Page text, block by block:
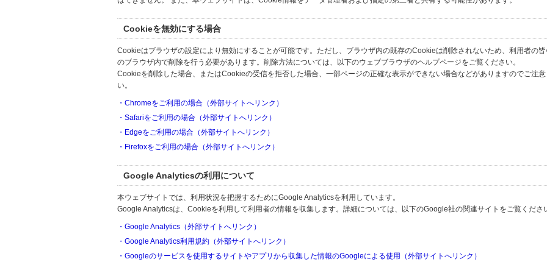
Cookieを無効にする場合
Cookieはブラウザの設定により無効にすることが可能です。ただし、ブラウザ内の既存のCookieは削除されないため、利用者の
のブラウザ内で削除を行う必要があります。削除方法については、以下のウェブブラウザのヘルプページをご覧ください。
Cookieを削除した場合、またはCookieの受信を拒否した場合、一部ページの正確な表示ができない場合などがありますのでご注意
い。
・Chromeをご利用の場合（外部サイトへリンク）
・Safariをご利用の場合（外部サイトへリンク）
・Edgeをご利用の場合（外部サイトへリンク）
・Firefoxをご利用の場合（外部サイトへリンク）
Google Analyticsの利用について
本ウェブサイトでは、利用状況を把握するためにGoogle Analyticsを利用しています。
Google Analyticsは、Cookieを利用して利用者の情報を収集します。詳細については、以下のGoogle社の関連サイトをご覧くださ
・Google Analytics（外部サイトへリンク）
・Google Analytics利用規約（外部サイトへリンク）
・Googleのサービスを使用するサイトやアプリから収集した情報のGoogleによる使用（外部サイトへリンク）